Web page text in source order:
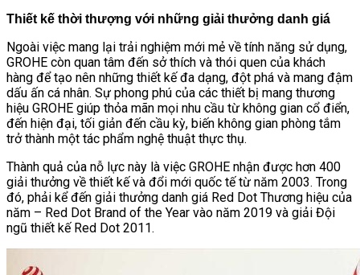
Thiết kế thời thượng với những giải thưởng danh giá
Ngoài việc mang lại trải nghiệm mới mẻ về tính năng sử dụng,
GROHE còn quan tâm đến sở thích và thói quen của khách
hàng để tạo nên những thiết kế đa dạng, đột phá và mang đậm
dấu ấn cá nhân. Sự phong phú của các thiết bị mang thương
hiệu GROHE giúp thỏa mãn mọi nhu cầu từ không gian cổ điển,
đến hiện đại, tối giản đến cầu kỳ, biến không gian phòng tắm
trở thành một tác phẩm nghệ thuật thực thụ.
Thành quả của nỗ lực này là việc GROHE nhận được hơn 400
giải thưởng về thiết kế và đổi mới quốc tế từ năm 2003. Trong
đó, phải kể đến giải thưởng danh giá Red Dot Thương hiệu của
năm – Red Dot Brand of the Year vào năm 2019 và giải Đội
ngũ thiết kế Red Dot 2011.